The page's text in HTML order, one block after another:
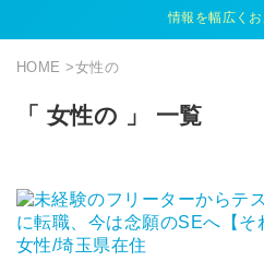
情報を幅広くお
HOME >女性の
「 女性の 」 一覧